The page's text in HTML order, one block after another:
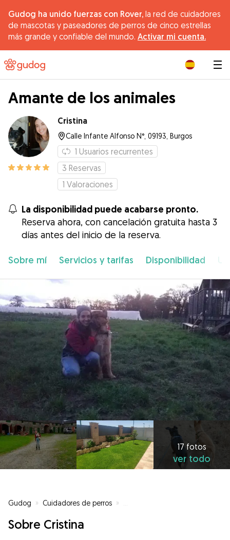
Gudog ha unido fuerzas con Rover, la red de cuidadores
de mascotas y paseadores de perros de cinco estrellas
más grande y confiable del mundo. Activar mi cuenta.
Amante de los animales
Cristina
Calle Infante Alfonso N°, 09193, Burgos
1 Usuarios recurrentes
3 Reservas
1 Valoraciones
La disponibilidad puede acabarse pronto.
Reserva ahora, con cancelación gratuita hasta 3
días antes del inicio de la reserva.
Sobre mí Servicios y tarifas Disponibilidad
17 fotos
ver todo
Gudog » Cuidadores de perros »
Sobre Cristina